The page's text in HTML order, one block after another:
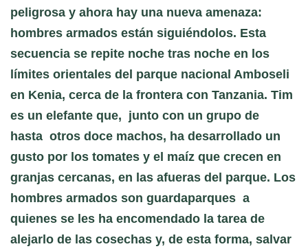
peligrosa y ahora hay una nueva amenaza:
hombres armados están siguiéndolos. Esta
secuencia se repite noche tras noche en los
límites orientales del parque nacional Amboseli
en Kenia, cerca de la frontera con Tanzania. Tim
es un elefante que, junto con un grupo de
hasta otros doce machos, ha desarrollado un
gusto por los tomates y el maíz que crecen en
granjas cercanas, en las afueras del parque. Los
hombres armados son guardaparques a
quienes se les ha encomendado la tarea de
alejarlo de las cosechas y, de esta forma, salvar